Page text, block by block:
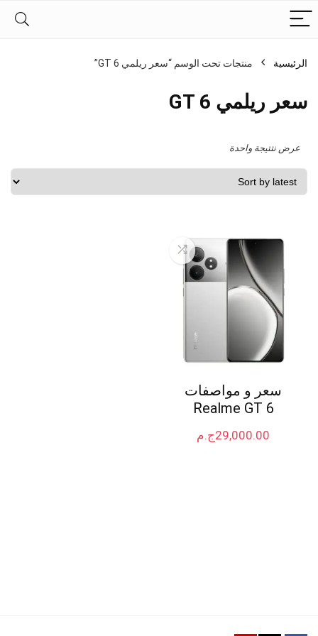
الرئيسية منتجات تحت الوسم “سعر ريلمي GT 6”
سعر ريلمي GT 6
عرض نتتيجة واحدة
سعر و مواصفات
Realme GT 6
ج.م29,000.00